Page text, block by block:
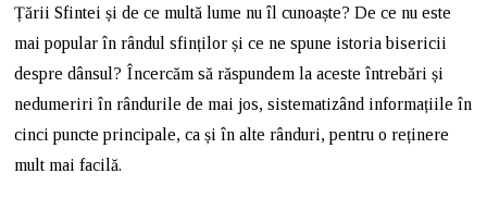
Țării Sfintei și de ce multă lume nu îl cunoaște? De ce nu este
mai popular în rândul sfinților și ce ne spune istoria bisericii
despre dânsul? Încercăm să răspundem la aceste întrebări și
nedumeriri în rândurile de mai jos, sistematizând informațiile în
cinci puncte principale, ca și în alte rânduri, pentru o reținere
mult mai facilă.